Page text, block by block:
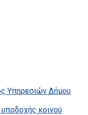
Υπηρεσιών Δήμου
κοινού